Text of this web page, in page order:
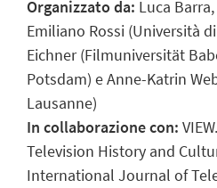
Organizzato da: Luca
Emiliano Rossi (Università
Eichner (Filmuniversität
Potsdam) e Anne-Katrin
Lausanne)
In collaborazione con:
Television History and
International Journal of